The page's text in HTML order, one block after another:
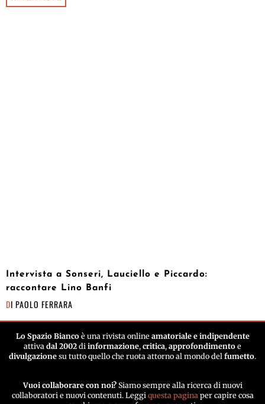
Intervista a Sonseri, Lauciello e Piccardo:
raccontare Lino Banfi
DI PAOLO FERRARA
Lo Spazio Biancoè una rivista online amatoriale e indipendente
attiva dal 2002 di informazione, critica, approfondimento e
divulgazione su tutto quello che ruota attorno al mondo del fumetto.
Vuoi collaborare con noi? Siamo sempre alla ricerca di nuovi
collaboratori e nuovi contenuti. Leggi questa pagina per capire cosa